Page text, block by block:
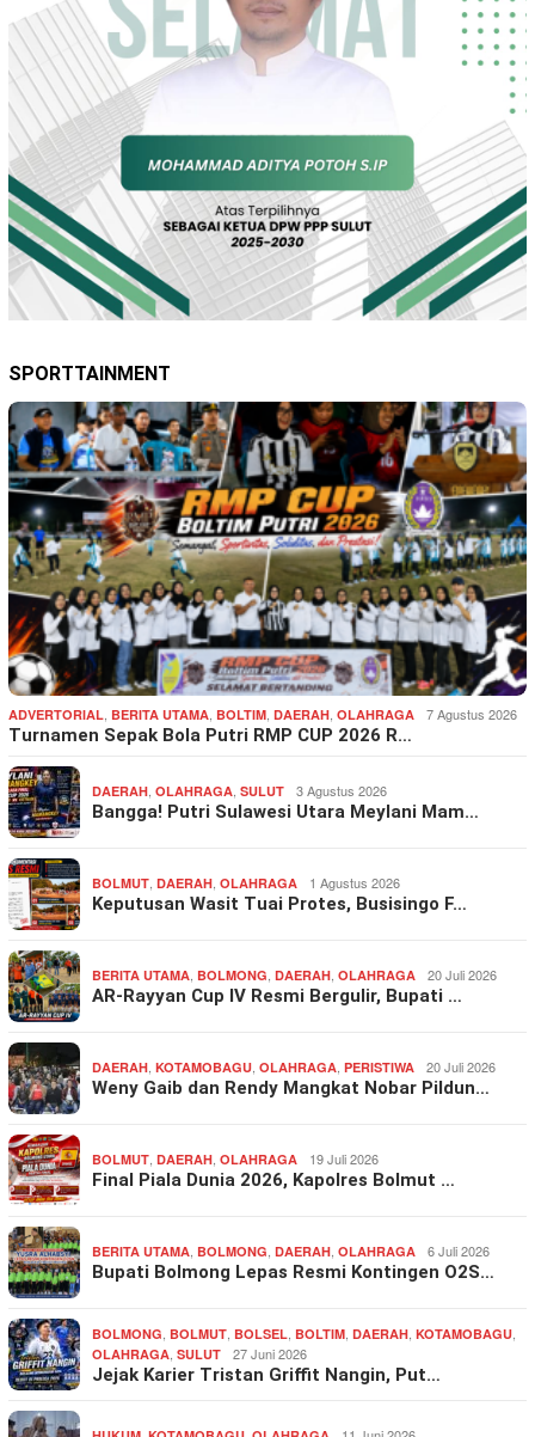
SPORTTAINMENT
ADVERTORIAL BERITA UTAMA BOLTIM DAERAH OLAHRAGA 7 Agustus 2026
Turnamen Sepak Bola Putri RMP CUP 2026 R…
DAERAH OLAHRAGA SULUT 3 Agustus 2026
Bangga! Putri Sulawesi Utara Meylani Mam…
BOLMUT DAERAH OLAHRAGA 1 Agustus 2026
Keputusan Wasit Tuai Protes, Busisingo F…
BERITA UTAMA BOLMONG DAERAH OLAHRAGA 20 Juli 2026
AR-Rayyan Cup IV Resmi Bergulir, Bupati …
DAERAH KOTAMOBAGU OLAHRAGA PERISTIWA 20 Juli 2026
Weny Gaib dan Rendy Mangkat Nobar Pildun…
BOLMUT DAERAH OLAHRAGA 19 Juli 2026
Final Piala Dunia 2026, Kapolres Bolmut …
BERITA UTAMA BOLMONG DAERAH OLAHRAGA 6 Juli 2026
Bupati Bolmong Lepas Resmi Kontingen O2S…
BOLMONG BOLMUT BOLSEL BOLTIM DAERAH KOTAMOBAGU
OLAHRAGA SULUT 27 Juni 2026
Jejak Karier Tristan Griffit Nangin, Put…